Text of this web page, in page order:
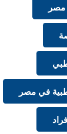
مصر
في مصر